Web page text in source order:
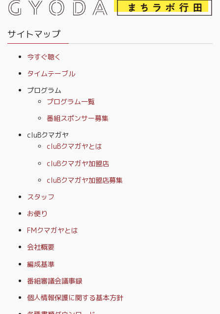
サイトマップ
今すぐ聴く
タイムテーブル
プログラム
プログラム一覧
番組スポンサー募集
cluBクマガヤ
cluBクマガヤとは
cluBクマガヤ加盟店
cluBクマガヤ加盟店募集
スタッフ
お便り
FMクマガヤとは
会社概要
編成基準
番組審議会議事録
個人情報保護に関する基本方針